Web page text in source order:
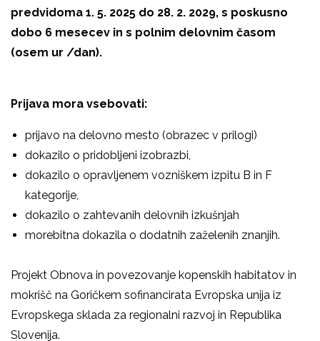
predvidoma 1. 5. 2025 do 28. 2. 2029, s poskusno
dobo 6 mesecev in s polnim delovnim časom
(osem ur /dan).
Prijava mora vsebovati:
prijavo na delovno mesto (obrazec v prilogi)
dokazilo o pridobljeni izobrazbi,
dokazilo o opravljenem vozniškem izpitu B in F
kategorije,
dokazilo o zahtevanih delovnih izkušnjah
morebitna dokazila o dodatnih zaželenih znanjih.
Projekt Obnova in povezovanje kopenskih habitatov in
mokrišč na Goričkem sofinancirata Evropska unija iz
Evropskega sklada za regionalni razvoj in Republika
Slovenija.